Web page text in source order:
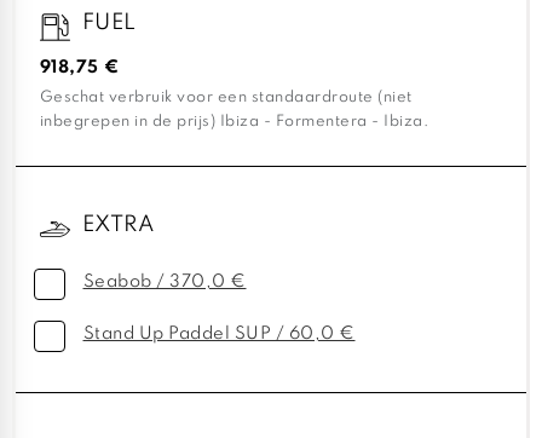
FUEL
918,75 €
Geschat verbruik voor een standaardroute (niet
inbegrepen in de prijs) Ibiza - Formentera - Ibiza.
EXTRA
Seabob / 370,0 €
Stand Up Paddel SUP / 60,0 €